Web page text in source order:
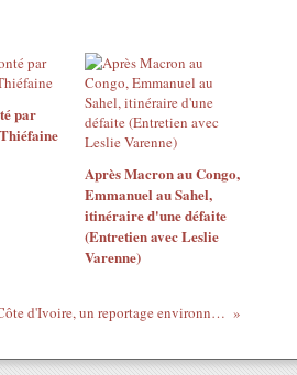
par
Après Macron au Congo,
Emmanuel au Sahel,
itinéraire d'une défaite
(Entretien avec Leslie
Varenne)
En Côte d'Ivoire, un reportage environnemental conduit le journaliste à l'exil